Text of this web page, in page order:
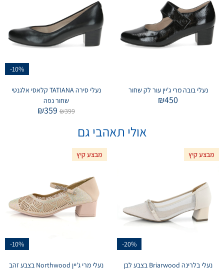
נעלי בובה מרי ג'יין עור לק שחור
₪450
-10%
נעלי סירה TATIANA קלאסי אלגנטי
שחור נפה
₪399
₪359
אולי תאהבי גם
מבצע קיץ
-20%
נעלי בלרינה Briarwood בצבע לבן
מבצע קיץ
-10%
נעלי מרי ג'יין Northwood בצבע זהב